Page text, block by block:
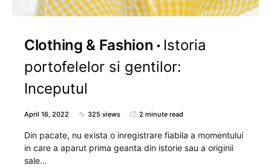
Clothing & Fashion
Istoria
portofelelor si gentilor:
Inceputul
April 16, 2022 325 views 2 minute read
Din pacate, nu exista o inregistrare fiabila a momentului
in care a aparut prima geanta din istorie sau a originii
sale…